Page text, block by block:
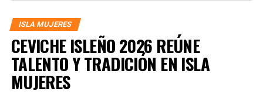
ISLA MUJERES
CEVICHE ISLEÑO 2026 REÚNE
TALENTO Y TRADICIÓN EN ISLA
MUJERES